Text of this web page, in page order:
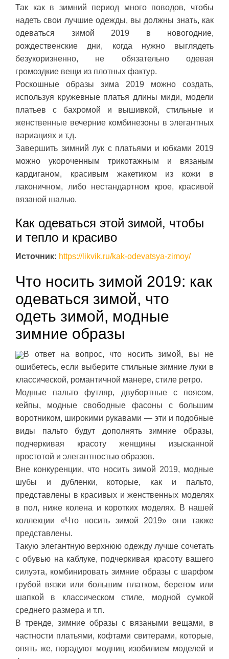
Так как в зимний период много поводов, чтобы
надеть свои лучшие одежды, вы должны знать, как
одеваться зимой 2019 в новогодние,
рождественские дни, когда нужно выглядеть
безукоризненно, не обязательно одевая
громоздкие вещи из плотных фактур.
Роскошные образы зима 2019 можно создать,
используя кружевные платья длины миди, модели
платьев с бахромой и вышивкой, стильные и
женственные вечерние комбинезоны в элегантных
вариациях и т.д.
Завершить зимний лук с платьями и юбками 2019
можно укороченным трикотажным и вязаным
кардиганом, красивым жакетиком из кожи в
лаконичном, либо нестандартном крое, красивой
вязаной шалью.
Как одеваться этой зимой, чтобы
и тепло и красиво
Источник: https://likvik.ru/kak-odevatsya-zimoy/
Что носить зимой 2019: как
одеваться зимой, что
одеть зимой, модные
зимние образы
В ответ на вопрос, что носить зимой, вы не
ошибетесь, если выберите стильные зимние луки в
классической, романтичной манере, стиле ретро.
Модные пальто футляр, двубортные с поясом,
кейпы, модные свободные фасоны с большим
воротником, широкими рукавами — эти и подобные
виды пальто будут дополнять зимние образы,
подчеркивая красоту женщины изысканной
простотой и элегантностью образов.
Вне конкуренции, что носить зимой 2019, модные
шубы и дубленки, которые, как и пальто,
представлены в красивых и женственных моделях
в пол, ниже колена и коротких моделях. В нашей
коллекции «Что носить зимой 2019» они также
представлены.
Такую элегантную верхнюю одежду лучше сочетать
с обувью на каблуке, подчеркивая красоту вашего
силуэта, комбинировать зимние образы с шарфом
грубой вязки или большим платком, беретом или
шапкой в классическом стиле, модной сумкой
среднего размера и т.п.
В тренде, зимние образы с вязаными вещами, в
частности платьями, кофтами свитерами, которые,
опять же, порадуют модниц изобилием моделей и